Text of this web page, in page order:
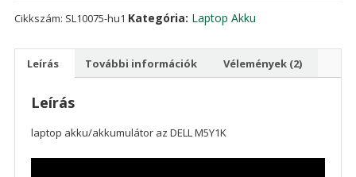
Cikkszám: SL10075-hu1 Kategória: Laptop Akku
Leírás További információk Vélemények (2)
Leírás
laptop akku/akkumulátor az DELL M5Y1K